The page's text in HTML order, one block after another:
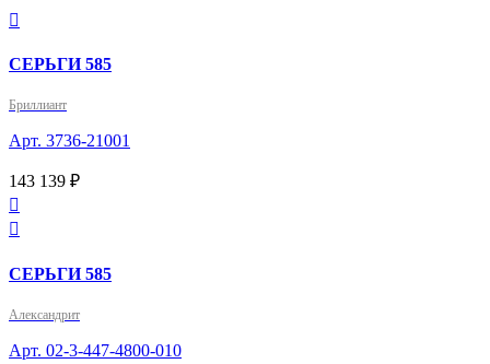

СЕРЬГИ 585
Бриллиант
Арт. 3736-21001
143 139 ₽


СЕРЬГИ 585
Александрит
Арт. 02-3-447-4800-010